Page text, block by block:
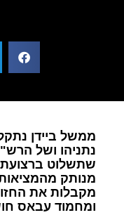
ממשל ביידן
נתניהו ושל
שתשלוט
מנותק
מקבלות את
ומחמוד עבאס